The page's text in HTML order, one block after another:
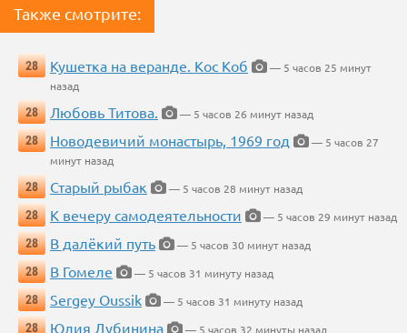
Также смотрите:
28 Кушетка на веранде. Кос Коб
— 5 часов 25 минут
назад
28
Любовь Титова.
— 5 часов 26 минут назад
28
Новодевичий монастырь, 1969 год
— 5 часов 27
минут назад
28
Старый рыбак
— 5 часов 28 минут назад
28
К вечеру самодеятельности
— 5 часов 29 минут назад
28
В далёкий путь
— 5 часов 30 минут назад
28
В Гомеле
— 5 часов 31 минуту назад
28
Sergey Oussik
— 5 часов 31 минуту назад
28
Юлия Дубинина
— 5 часов 32 минуты назад